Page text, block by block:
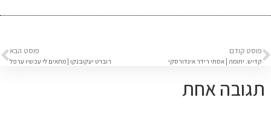
פוסט קודם
קדיש. יתומה | אסתי רידר אינדורסקי
פוסט הבא
רוברט יעקובנקו | מתאים לי עכשיו ערפל
תגובה אחת